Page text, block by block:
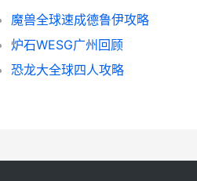
魔兽全球速成德鲁伊攻略
炉石WESG广州回顾
恐龙大全球四人攻略